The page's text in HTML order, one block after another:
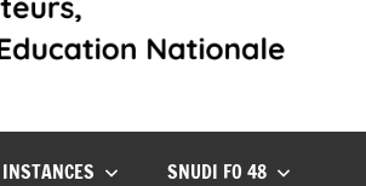
INSTANCES SNUDI FO 48